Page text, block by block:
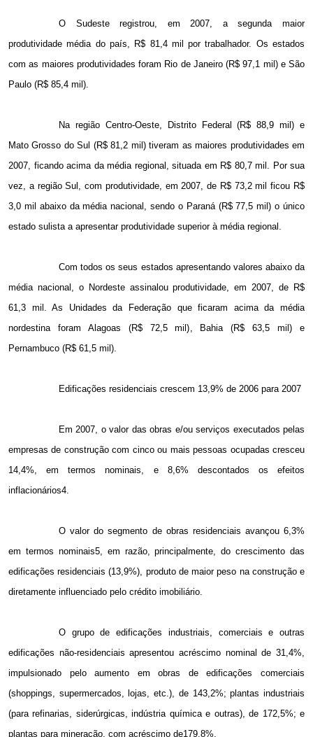
O Sudeste registrou, em2007, asegunda maior
produtividade média do país, R$ 81,4 mil por trabalhador. Os estados
com as maiores produtividades foram Rio de Janeiro (R$ 97,1 mil) e São
Paulo (R$ 85,4 mil).
Na região Centro-Oeste, Distrito Federal (R$ 88,9 mil) e
Mato Grosso do Sul (R$ 81,2 mil) tiveram as maiores produtividades em
2007, ficando acima da média regional, situada em R$ 80,7 mil. Por sua
vez, a região Sul, com produtividade, em 2007, de R$ 73,2 mil ficou R$
3,0 mil abaixo da média nacional, sendo o Paraná (R$ 77,5 mil) o único
estado sulista a apresentar produtividade superior à média regional.
Com todos os seus estados apresentando valores abaixo da
média nacional, o Nordeste assinalou produtividade, em 2007, de R$
61,3 mil. As Unidades da Federação que ficaram acima da média
nordestina foram Alagoas (R$ 72,5 mil), Bahia (R$ 63,5 mil) e
Pernambuco (R$ 61,5 mil).
Edificações residenciais crescem 13,9% de 2006 para 2007
Em 2007, o valor das obras e/ou serviços executados pelas
empresas de construção com cinco ou mais pessoas ocupadas cresceu
14,4%, em termos nominais, e 8,6% descontados os efeitos
inflacionários4.
O valor do segmento de obras residenciais avançou 6,3%
em termos nominais5, em razão, principalmente, do crescimento das
edificações residenciais (13,9%), produto de maior peso na construção e
diretamente influenciado pelo crédito imobiliário.
O grupo de edificações industriais, comerciais e outras
edificações não-residenciais apresentou acréscimo nominal de 31,4%,
impulsionado pelo aumento em obras de edificações comerciais
(shoppings, supermercados, lojas, etc.), de 143,2%; plantas industriais
(para refinarias, siderúrgicas, indústria química e outras), de 172,5%; e
plantas para mineração, com acréscimo de179,8%.